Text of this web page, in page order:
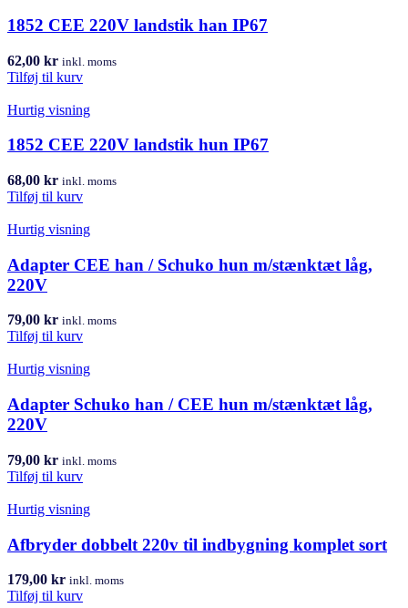
1852 CEE 220V landstik han IP67
62,00 kr inkl. moms
Tilføj til kurv
Hurtig visning
1852 CEE 220V landstik hun IP67
68,00 kr inkl. moms
Tilføj til kurv
Hurtig visning
Adapter CEE han / Schuko hun m/stænktæt låg,
220V
79,00 kr inkl. moms
Tilføj til kurv
Hurtig visning
Adapter Schuko han / CEE hun m/stænktæt låg,
220V
79,00 kr inkl. moms
Tilføj til kurv
Hurtig visning
Afbryder dobbelt 220v til indbygning komplet sort
179,00 kr inkl. moms
Tilføj til kurv